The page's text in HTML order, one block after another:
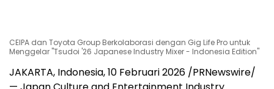
CEIPA dan Toyota Group Berkolaborasi dengan Gig Life Pro untuk
Menggelar "Tsudoi '26 Japanese Industry Mixer - Indonesia Edition"
JAKARTA, Indonesia, 10 Februari 2026 /PRNewswire/